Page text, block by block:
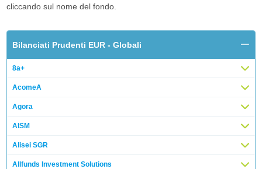
cliccando sul nome del fondo.
Bilanciati Prudenti EUR - Globali
8a+
AcomeA
Agora
AISM
Alisei SGR
Allfunds Investment Solutions